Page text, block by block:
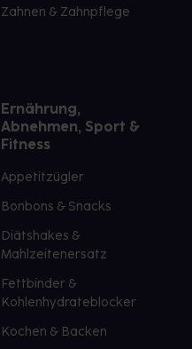
Zahnen & Zahnpflege
Ernährung,
Abnehmen, Sport &
Fitness
Appetitzügler
Bonbons & Snacks
Diätshakes &
Mahlzeitenersatz
Fettbinder &
Kohlenhydrateblocker
Kochen & Backen